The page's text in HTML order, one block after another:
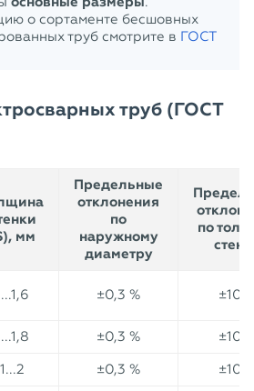
о сортаменте бесшовных
труб смотрите в ГОСТ
труб (ГОСТ
мм
Предельные
отклонения
по
наружному
диаметру
по
±0,3 % ±10
±0,3 %
±10
1...2 ±0,3 %
±10